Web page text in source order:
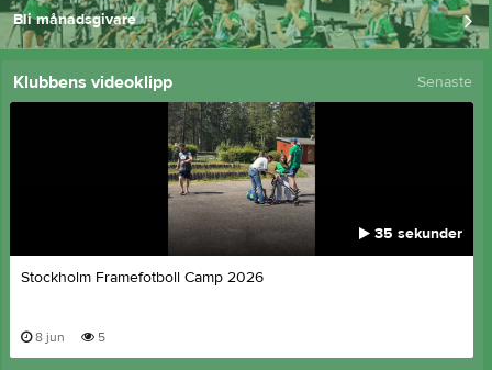
Bli månadsgivare
Klubbens videoklipp Senaste
35 sekunder
Stockholm Framefotboll Camp 2026
8 jun 5